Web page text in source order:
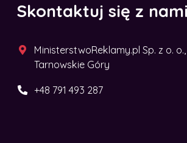
Skontaktuj się z nami
MinisterstwoReklamy.pl Sp. z o.
Tarnowskie Góry
+48 791 493 287